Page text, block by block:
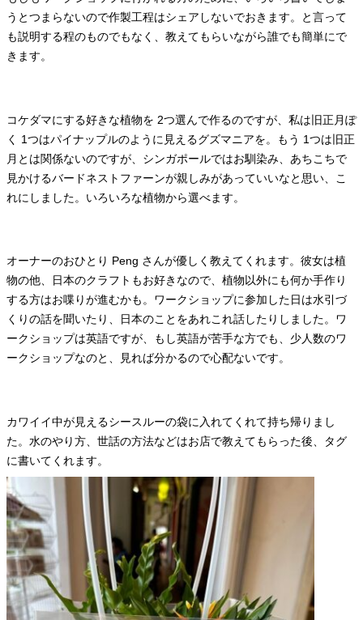
うとつまらないので作製工程はシェアしないでおきます。と言って
も説明する程のものでもなく、教えてもらいながら誰でも簡単にで
きます。
コケダマにする好きな植物を 2つ選んで作るのですが、私は旧正月ぽ
く 1つはパイナップルのように見えるグズマニアを。もう 1つは旧正
月とは関係ないのですが、シンガポールではお馴染み、あちこちで
見かけるバードネストファーンが親しみがあっていいなと思い、こ
れにしました。いろいろな植物から選べます。
オーナーのおひとり Peng さんが優しく教えてくれます。彼女は植
物の他、日本のクラフトもお好きなので、植物以外にも何か手作り
する方はお喋りが進むかも。ワークショップに参加した日は水引づ
くりの話を聞いたり、日本のことをあれこれ話したりしました。ワ
ークショップは英語ですが、もし英語が苦手な方でも、少人数のワ
ークショップなのと、見れば分かるので心配ないです。
カワイイ中が見えるシースルーの袋に入れてくれて持ち帰りまし
た。水のやり方、世話の方法などはお店で教えてもらった後、タグ
に書いてくれます。